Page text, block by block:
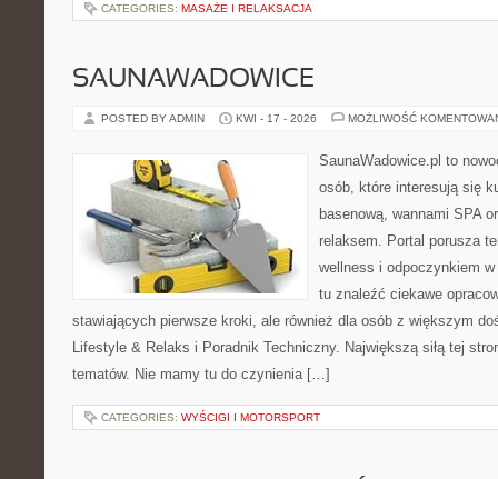
CATEGORIES: MASAŻE I RELAKSACJA
SAUNAWADOWICE
POSTED BY ADMIN KWI - 17 - 2026 MOŻLIWOŚĆ
SaunaWadowice.pl to
osób, które interesują się
basenową, wannami SPA
relaksem. Portal porusza
wellness i odpoczynkiem
tu znaleźć ciekawe
stawiających pierwsze kroki, ale również dla osób z większym
Lifestyle & Relaks i Poradnik Techniczny. Największą siłą tej
tematów. Nie mamy tu do czynienia […]
CATEGORIES: WYŚCIGI I MOTORSPORT